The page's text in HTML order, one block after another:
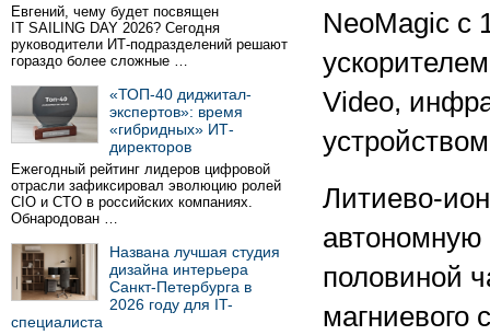
Евгений, чему будет посвящен
IT SAILING DAY 2026? Сегодня
руководители ИТ-подразделений решают
гораздо более сложные …
«ТОП-40 диджитал-
экспертов»: время
«гибридных» ИТ-
директоров
Ежегодный рейтинг лидеров цифровой
отрасли зафиксировал эволюцию ролей
CIO и CTO в российских компаниях.
Обнародован …
Названа лучшая студия
дизайна интерьера
Санкт-Петербурга в
2026 году для IT-
специалиста
NeoMagic с
Video,
Литиево-
автономную
половиной
магниевого